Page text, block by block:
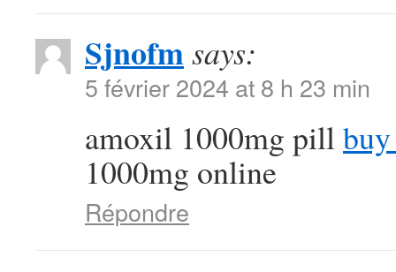
Sjnofmsays:
5 février 2024 at 8 h 23 min
amoxil 1000mg pill
1000mg online
Répondre